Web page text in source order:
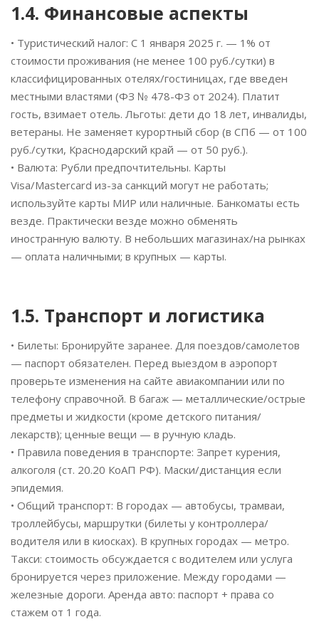
1.4. Финансовые аспекты
• Туристический налог: С 1 января 2025 г. — 1% от
стоимости проживания (не менее 100 руб./сутки) в
классифицированных отелях/гостиницах, где введен
местными властями (ФЗ № 478-ФЗ от 2024). Платит
гость, взимает отель. Льготы: дети до 18 лет, инвалиды,
ветераны. Не заменяет курортный сбор (в СПб — от 100
руб./сутки, Краснодарский край — от 50 руб.).
• Валюта: Рубли предпочтительны. Карты
Visa/Mastercard из-за санкций могут не работать;
используйте карты МИР или наличные. Банкоматы есть
везде. Практически везде можно обменять
иностранную валюту. В небольших магазинах/на рынках
— оплата наличными; в крупных — карты.
1.5. Транспорт и логистика
• Билеты: Бронируйте заранее. Для поездов/самолетов
— паспорт обязателен. Перед выездом в аэропорт
проверьте изменения на сайте авиакомпании или по
телефону справочной. В багаж — металлические/острые
предметы и жидкости (кроме детского питания/
лекарств); ценные вещи — в ручную кладь.
• Правила поведения в транспорте: Запрет курения,
алкоголя (ст. 20.20 КоАП РФ). Маски/дистанция если
эпидемия.
• Общий транспорт: В городах — автобусы, трамваи,
троллейбусы, маршрутки (билеты у контроллера/
водителя или в киосках). В крупных городах — метро.
Такси: стоимость обсуждается с водителем или услуга
бронируется через приложение. Между городами —
железные дороги. Аренда авто: паспорт + права со
стажем от 1 года.